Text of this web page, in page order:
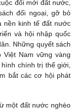
đổi mới đất nước,
đối ngoại, gỡ bỏ
nền kinh tế đất nước
và hội nhập quốc
Những quyết sách
Nam vững vàng
chính trị thế giới,
bắt các cơ hội phát
một đất nước nghèo